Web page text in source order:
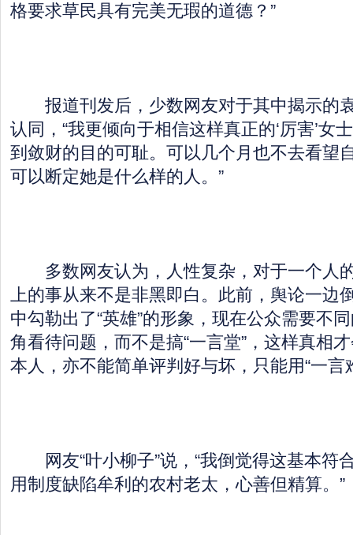
格要求草民具有完美无瑕的道德？”
报道刊发后，少数网友对于其中揭示的
认同，“我更倾向于相信这样真正的‘厉害’女
到敛财的目的可耻。可以几个月也不去看望
可以断定她是什么样的人。”
多数网友认为，人性复杂，对于一个人
上的事从来不是非黑即白。此前，舆论一边
中勾勒出了“英雄”的形象，现在公众需要不
角看待问题，而不是搞“一言堂”，这样真相
本人，亦不能简单评判好与坏，只能用“一言
网友“叶小柳子”说，“我倒觉得这基本符
用制度缺陷牟利的农村老太，心善但精算。”